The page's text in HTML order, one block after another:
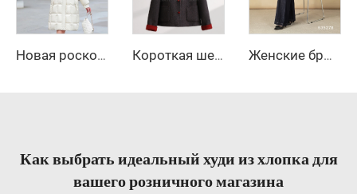
Новая роскошная длинная женская блестящая пуховая куртка большого размера, высокая водонепроницаемая женская пуховая куртка-пальто Короткая шерстяная куртка зимой в китайском стиле, пальто с однобортной застежкой Женские брюки с широкими штанинами и длинными рукавами, застежка на молнии, осенний уличный стиль, анти-складки, повседневные джинсы
Как выбрать идеальный худи из хлопка для
вашего розничного магазина